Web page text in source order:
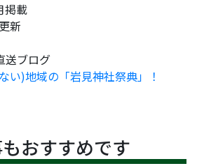
掲載
新
送ブログ
い)地域の「岩見神社祭典」！
おすすめです